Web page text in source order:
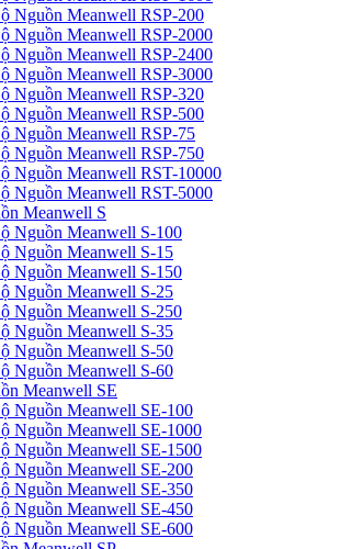
Nguồn Meanwell RSP-200
Nguồn Meanwell RSP-2000
Nguồn Meanwell RSP-2400
Nguồn Meanwell RSP-3000
Nguồn Meanwell RSP-320
Nguồn Meanwell RSP-500
Nguồn Meanwell RSP-75
Nguồn Meanwell RSP-750
Nguồn Meanwell RST-10000
Nguồn Meanwell RST-5000
Meanwell S
Nguồn Meanwell S-100
Nguồn Meanwell S-15
Nguồn Meanwell S-150
Nguồn Meanwell S-25
Nguồn Meanwell S-250
Nguồn Meanwell S-35
Nguồn Meanwell S-50
Nguồn Meanwell S-60
Meanwell SE
Nguồn Meanwell SE-100
Nguồn Meanwell SE-1000
Nguồn Meanwell SE-1500
Nguồn Meanwell SE-200
Nguồn Meanwell SE-350
Nguồn Meanwell SE-450
Nguồn Meanwell SE-600